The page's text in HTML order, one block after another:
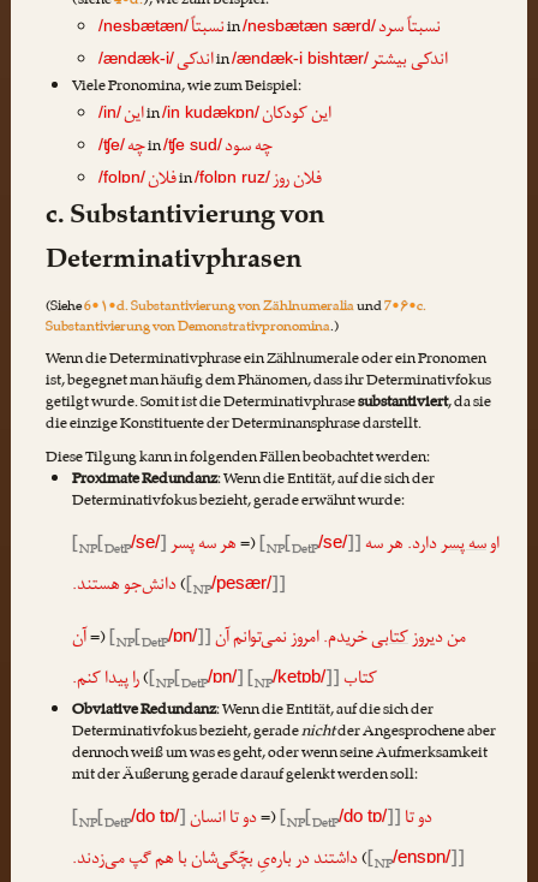
/nesbætæn/نسبتاًin/nesbætæn særd/ نسبتاً سرد
/ændæk-i/اندکیin/ændæk-i bishtær/اندکی بیشتر
Viele Pronomina, wie zum Beispiel:
/in/اینin/in kudækɒn/این کودکان
/ʧe/چهin/ʧe sud/ چه سود
/folɒn/فلانin/folɒn ruz/فلان روز
c. Substantivierung von
Determinativphrasen
(Siehe6•۱•d. Substantivierung von Zählnumeraliaund7•۶•c.
Substantivierung von Demonstrativpronomina.)
Wenn die Determinativphrase ein Zählnumerale oder ein Pronomen
ist, begegnet man häufig dem Phänomen, dass ihr Determinativfokus
getilgt wurde. Somit ist die Determinativphrasesubstantiviert, da sie
die einzige Konstituente der Determinansphrase darstellt.
Diese Tilgung kann in folgenden Fällen beobachtet werden:
Proximate Redundanz: Wenn die Entität, auf die sich der
Determinativfokus bezieht, gerade erwähnt wurde:
اوسه پسردارد. هر سه [NP[DetP/se/]]
(=هر سه پسر [NP[DetP/se/]
[NP/pesær/]]
)دانش‌جو هستند.
من دیروزکتابیخریدم. امروز نمی‌توانم آن [NP[DetP/ɒn/]]
(=آن
کتاب
[NP[DetP/ɒn/] [NP/ketɒb/]]
)را پیدا کنم.
Obviative Redundanz: Wenn die Entität, auf die sich der
Determinativfokus bezieht, geradenichtder Angesprochene aber
dennoch weiß um was es geht, oder wenn seine Aufmerksamkeit
mit der Äußerung gerade darauf gelenkt werden soll:
دو تا [NP[DetP/do tɒ/]]
(=دو تا انسان [NP[DetP/do tɒ/]
[NP/ensɒn/]]
)داشتند در باره‌یِ بچّگی‌شان با هم گپ می‌زدند.